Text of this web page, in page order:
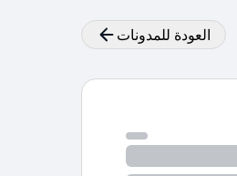
العودة للمدونات